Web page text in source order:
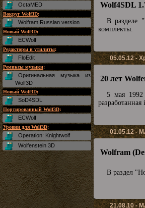
OctaMED
Вокруг Wolf3D:
Wolfram Russian version
Новый Wolf3D:
ECWolf
Редакторы и утилиты:
FloEdit
Ремиксы музыки:
Оригинальная музыка из
Wolf3D
Новый Wolf3D:
SoD4SDL
Портированный Wolf3D:
ECWolf
Уровни для Wolf3D:
Operation: Knightwolf
Wolfenstein 3D
Wolf4SDL
В разделе
комплекты.
05.05.12 -
20 лет
5 мая 1992
01.05.12 -
Wolfram
В раздел
21.08.10 -